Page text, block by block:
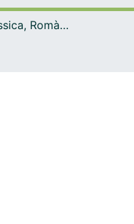
per tot el DD
Filologia Clàssica, Romànica i Semítica